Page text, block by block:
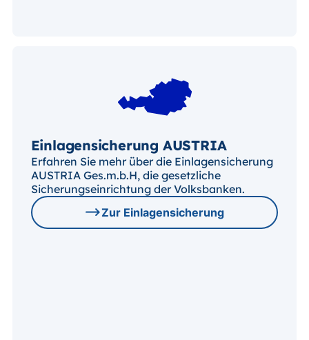
Einlagensicherung AUSTRIA
Erfahren Sie mehr über die Einlagensicherung
AUSTRIA Ges.m.b.H, die gesetzliche
Sicherungseinrichtung der Volksbanken.
Zur Einlagensicherung